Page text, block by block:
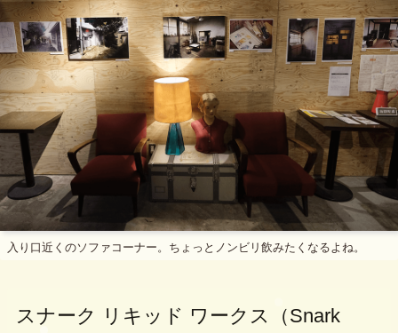
入り口近くのソファコーナー。ちょっとノンビリ飲みたくなるよね。
スナーク リキッド ワークス（Snark